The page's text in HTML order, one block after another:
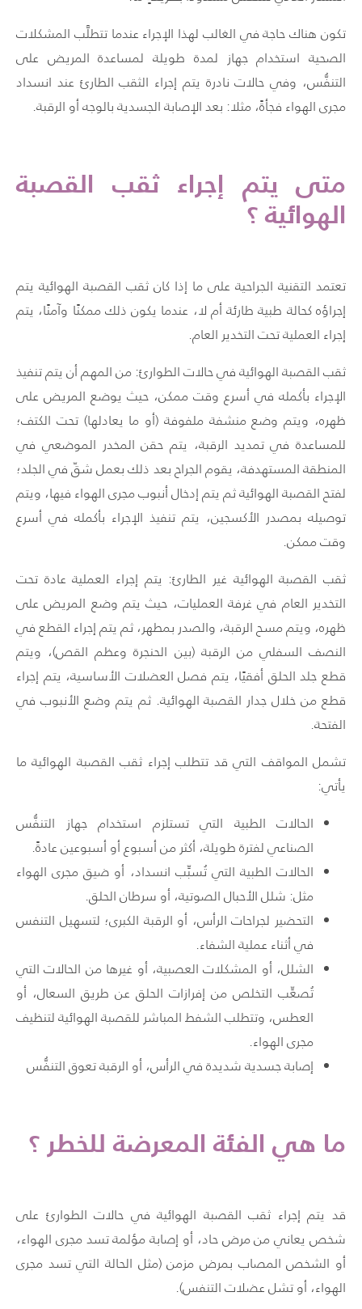
تكون هناك حاجة في الغالب لهذا الإجراء عندما تتطلَّب المشكلات
الصحية استخدام جهاز لمدة طويلة لمساعدة المريض على
التنفُّس، وفي حالات نادرة يتم إجراء الثقب الطارئ عند انسداد
مجرى الهواء فجأةً، مثلا: بعد الإصابة الجسدية بالوجه أو الرقبة.
متى يتم إجراء ثقب القصبة
الهوائية ؟
تعتمد التقنية الجراحية على ما إذا كان ثقب القصبة الهوائية يتم
إجراؤه كحالة طبية طارئة أم لا، عندما يكون ذلك ممكنًا وآمنًا، يتم
إجراء العملية تحت التخدير العام.
ثقب القصبة الهوائية في حالات الطوارئ: من المهم أن يتم تنفيذ
الإجراء بأكمله في أسرع وقت ممكن، حيث يوضع المريض على
ظهره، ويتم وضع منشفة ملفوفة (أو ما يعادلها) تحت الكتف؛
للمساعدة في تمديد الرقبة، يتم حقن المخدر الموضعي في
المنطقة المستهدفة، يقوم الجراح بعد ذلك بعمل شقّ في الجلد؛
لفتح القصبة الهوائية ثم يتم إدخال أنبوب مجرى الهواء فيها، ويتم
توصيله بمصدر الأكسجين، يتم تنفيذ الإجراء بأكمله في أسرع
وقت ممكن.
ثقب القصبة الهوائية غير الطارئ: يتم إجراء العملية عادة تحت
التخدير العام في غرفة العمليات، حيث يتم وضع المريض على
ظهره، ويتم مسح الرقبة، والصدر بمطهر، ثم يتم إجراء القطع في
النصف السفلي من الرقبة (بين الحنجرة وعظم القص)، ويتم
قطع جلد الحلق أفقيًا، يتم فصل العضلات الأساسية، يتم إجراء
قطع من خلال جدار القصبة الهوائية. ثم يتم وضع الأنبوب في
الفتحة.
تشمل المواقف التي قد تتطلب إجراء ثقب القصبة الهوائية ما
يأتي:
الحالات الطبية التي تستلزم استخدام جهاز التنفُّس
الصناعي لفترة طويلة، أكثر من أسبوع أو أسبوعين عادةً.
الحالات الطبية التي تُسبِّب انسداد، أو ضيق مجرى الهواء
مثل: شلل الأحبال الصوتية، أو سرطان الحلق.
التحضير لجراحات الرأس، أو الرقبة الكبرى؛ لتسهيل التنفس
في أثناء عملية الشفاء.
الشلل، أو المشكلات العصبية، أو غيرها من الحالات التي
تُصعِّب التخلص من إفرازات الحلق عن طريق السعال، أو
العطس، وتتطلب الشفط المباشر للقصبة الهوائية لتنظيف
مجرى الهواء.
إصابة جسدية شديدة في الرأس، أو الرقبة تعوق التنفُّس
ما هي الفئة المعرضة للخطر ؟
قد يتم إجراء ثقب القصبة الهوائية في حالات الطوارئ على
شخص يعاني من مرض حاد، أو إصابة مؤلمة تسد مجرى الهواء،
أو الشخص المصاب بمرض مزمن (مثل الحالة التي تسد مجرى
الهواء، أو تشل عضلات التنفس).